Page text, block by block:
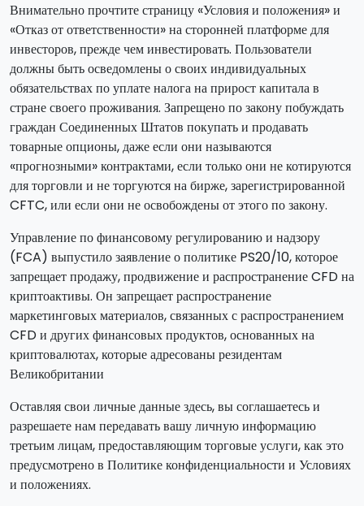
Внимательно прочтите страницу «Условия и положения» и
«Отказ от ответственности» на сторонней платформе для
инвесторов, прежде чем инвестировать. Пользователи
должны быть осведомлены о своих индивидуальных
обязательствах по уплате налога на прирост капитала в
стране своего проживания. Запрещено по закону побуждать
граждан Соединенных Штатов покупать и продавать
товарные опционы, даже если они называются
«прогнозными» контрактами, если только они не котируются
для торговли и не торгуются на бирже, зарегистрированной
CFTC, или если они не освобождены от этого по закону.
Управление по финансовому регулированию и надзору
(FCA) выпустило заявление о политике PS20/10, которое
запрещает продажу, продвижение и распространение CFD на
криптоактивы. Он запрещает распространение
маркетинговых материалов, связанных с распространением
CFD и других финансовых продуктов, основанных на
криптовалютах, которые адресованы резидентам
Великобритании
Оставляя свои личные данные здесь, вы соглашаетесь и
разрешаете нам передавать вашу личную информацию
третьим лицам, предоставляющим торговые услуги, как это
предусмотрено в Политике конфиденциальности и Условиях
и положениях.